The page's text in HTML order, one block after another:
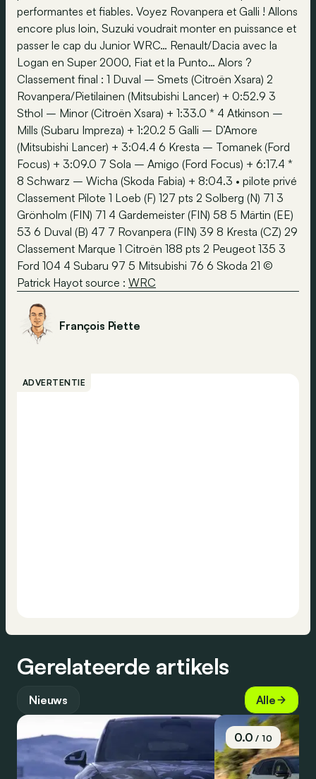
performantes et fiables. Voyez Rovanpera et Galli ! Allons
encore plus loin, Suzuki voudrait monter en puissance et
passer le cap du Junior WRC… Renault/Dacia avec la
Logan en Super 2000, Fiat et la Punto… Alors ?
Classement final : 1 Duval – Smets (Citroën Xsara) 2
Rovanpera/Pietilainen (Mitsubishi Lancer) + 0:52.9 3
Sthol – Minor (Citroën Xsara) + 1:33.0 * 4 Atkinson –
Mills (Subaru Impreza) + 1:20.2 5 Galli – D’Amore
(Mitsubishi Lancer) + 3:04.4 6 Kresta – Tomanek (Ford
Focus) + 3:09.0 7 Sola – Amigo (Ford Focus) + 6:17.4 *
8 Schwarz – Wicha (Skoda Fabia) + 8:04.3 • pilote privé
Classement Pilote 1 Loeb (F) 127 pts 2 Solberg (N) 71 3
Grönholm (FIN) 71 4 Gardemeister (FIN) 58 5 Märtin (EE)
53 6 Duval (B) 47 7 Rovanpera (FIN) 39 8 Kresta (CZ) 29
Classement Marque 1 Citroën 188 pts 2 Peugeot 135 3
Ford 104 4 Subaru 97 5 Mitsubishi 76 6 Skoda 21 ©
Patrick Hayot source : WRC
François Piette
ADVERTENTIE
Gerelateerde artikels
Nieuws Alle
0.0/ 10